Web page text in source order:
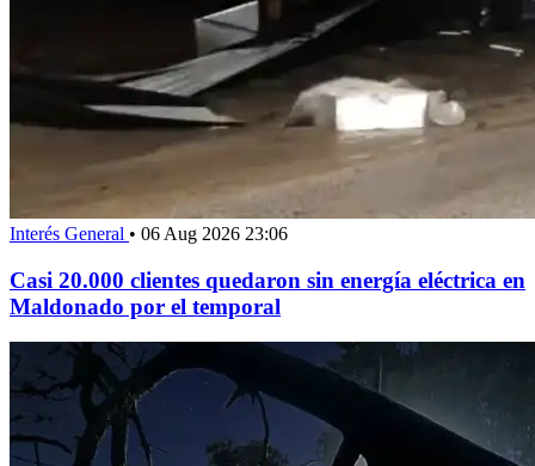
Interés General • 06 Aug 2026 23:06
Casi 20.000 clientes quedaron sin energía eléctrica en
Maldonado por el temporal